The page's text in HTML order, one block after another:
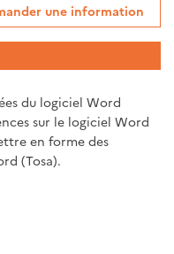
une information
du logiciel Word
sur le logiciel Word
en forme des
(Tosa).